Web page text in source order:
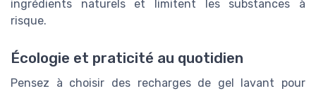
ingrédients naturels et limitent les substances à
risque.
Écologie et praticité au quotidien
Pensez à choisir des recharges de gel lavant pour